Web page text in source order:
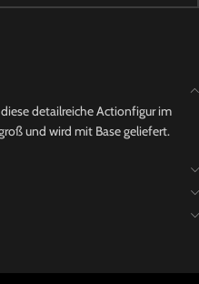
detailreiche Actionfigur im
und wird mit Base geliefert.